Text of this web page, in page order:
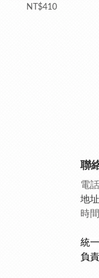
NT$410
聯
電
地
時
統
負